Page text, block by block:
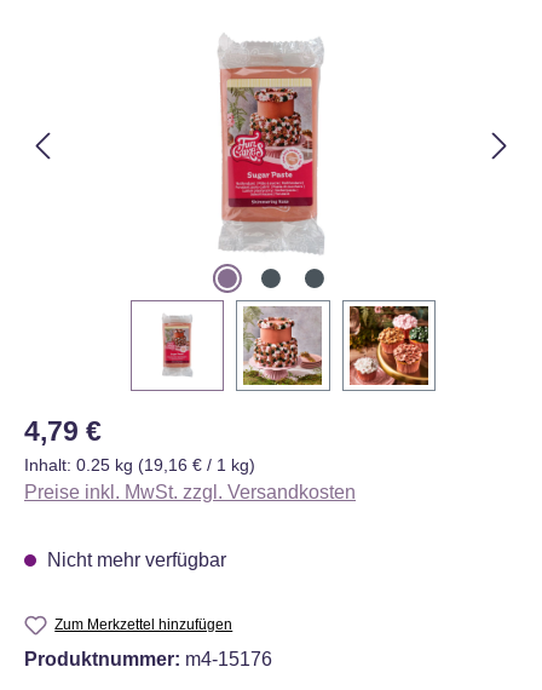
Regulärer Preis:
4,79 €
Inhalt: 0.25 kg (19,16 € / 1 kg)
Preise inkl. MwSt. zzgl. Versandkosten
Nicht mehr verfügbar
Zum Merkzettel hinzufügen
Produktnummer: m4-15176